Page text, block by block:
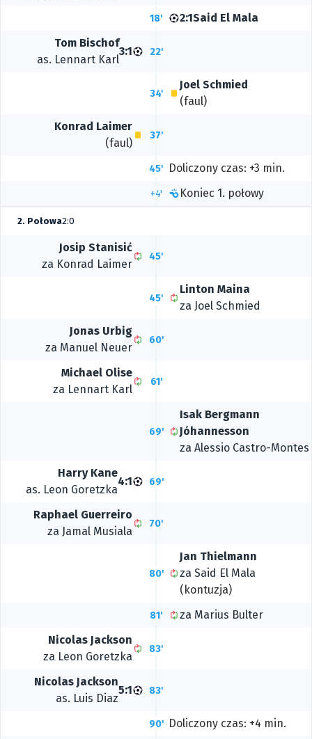
18' 2:1Said El Mala
3:1
Tom Bischof
as. Lennart Karl
22'
34'
Joel Schmied
(faul)
Konrad Laimer
(faul)
37'
45' Doliczony czas: +3 min.
+4' Koniec 1. połowy
2. Połowa2:0
Josip Stanisić
za Konrad Laimer
45'
45'
Linton Maina
za Joel Schmied
Jonas Urbig
za Manuel Neuer
60'
Michael Olise
za Lennart Karl
61'
69'
Isak Bergmann
Jóhannesson
za Alessio Castro-Montes
4:1
Harry Kane
as. Leon Goretzka
69'
Raphael Guerreiro
za Jamal Musiala
70'
80'
Jan Thielmann
za Said El Mala
(kontuzja)
81' za Marius Bulter
Nicolas Jackson
za Leon Goretzka
83'
5:1
Nicolas Jackson
as. Luis Diaz
83'
90' Doliczony czas: +4 min.